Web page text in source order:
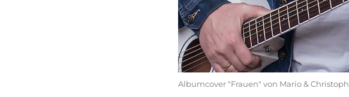
Albumcover "Frauen" von Mario & Christoph